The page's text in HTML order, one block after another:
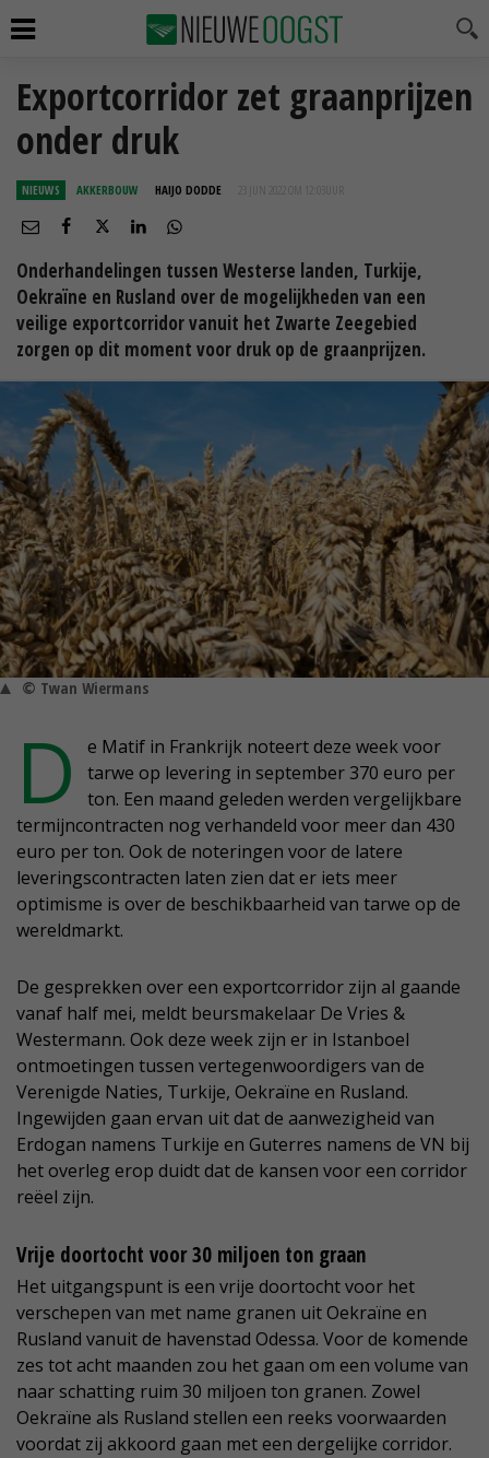
Exportcorridor zet graanprijzen
onder druk
NIEUWS AKKERBOUW HAIJO DODDE 23 JUN 2022 OM 12:03
Onderhandelingen tussen Westerse landen, Turkije,
Oekraïne en Rusland over de mogelijkheden van een
veilige exportcorridor vanuit het Zwarte Zeegebied
zorgen op dit moment voor druk op de graanprijzen.
© Twan Wiermans
D
e Matif in Frankrijk noteert deze week voor
tarwe op levering in september 370 euro per
ton. Een maand geleden werden vergelijkbare
termijncontracten nog verhandeld voor meer dan 430
euro per ton. Ook de noteringen voor de latere
leveringscontracten laten zien dat er iets meer
optimisme is over de beschikbaarheid van tarwe op de
wereldmarkt.
De gesprekken over een exportcorridor zijn al gaande
vanaf half mei, meldt beursmakelaar De Vries &
Westermann. Ook deze week zijn er in Istanboel
ontmoetingen tussen vertegenwoordigers van de
Verenigde Naties, Turkije, Oekraïne en Rusland.
Ingewijden gaan ervan uit dat de aanwezigheid van
Erdogan namens Turkije en Guterres namens de VN bij
het overleg erop duidt dat de kansen voor een corridor
reëel zijn.
Vrije doortocht voor 30 miljoen ton graan
Het uitgangspunt is een vrije doortocht voor het
verschepen van met name granen uit Oekraïne en
Rusland vanuit de havenstad Odessa. Voor de komende
zes tot acht maanden zou het gaan om een volume van
naar schatting ruim 30 miljoen ton granen. Zowel
Oekraïne als Rusland stellen een reeks voorwaarden
voordat zij akkoord gaan met een dergelijke corridor.